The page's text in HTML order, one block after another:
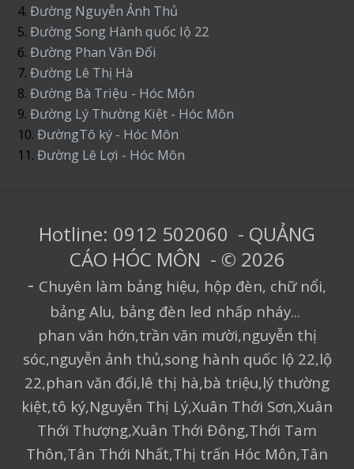
4. Đường Nguyễn Ảnh Thủ
5.Đường Song Hành quốc lộ 22
6.Đường Phan Văn Đối
7. Đường Lê Thị Hà
8.Đường Bà Triệu - Hóc Môn
9.Đường Lý Thường Kiệt - Hóc Môn
10.ĐườngTô ký - Hóc Môn
11.Đường Lê Lợi - Hóc Môn
Hotline: 0912 502060 - QUẢNG
CÁO HÓC MÔN - © 2026
- Chuyên làm bảng hiệu, hộp đèn, chữ nổi,
bảng Alu, bảng đèn led nhấp nháy...
phan văn hớn,trần văn mười,nguyễn thị
sóc,nguyễn ảnh thủ,song hành quốc lộ 22,lộ
22,phan văn đối,lê thị hà,bà triệu,lý thường
kiệt,tô ký,Nguyễn Thị Lý,Xuân Thới Sơn,Xuân
Thới Thượng,Xuân Thới Đông,Thới Tam
Thôn,Tân Thới Nhất,Thị trấn Hóc Môn,Tân